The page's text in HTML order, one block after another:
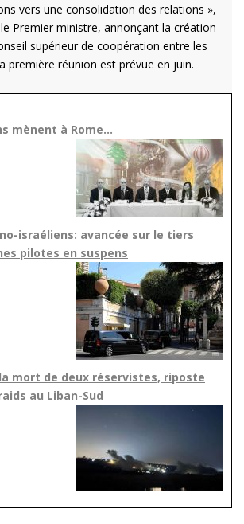
vers une consolidation des relations »,
Premier ministre, annonçant la création
supérieur de coopération entre les
première réunion est prévue en juin.
mènent à Rome…
israéliens: avancée sur le tiers
pilotes en suspens
mort de deux réservistes, riposte
au Liban-Sud